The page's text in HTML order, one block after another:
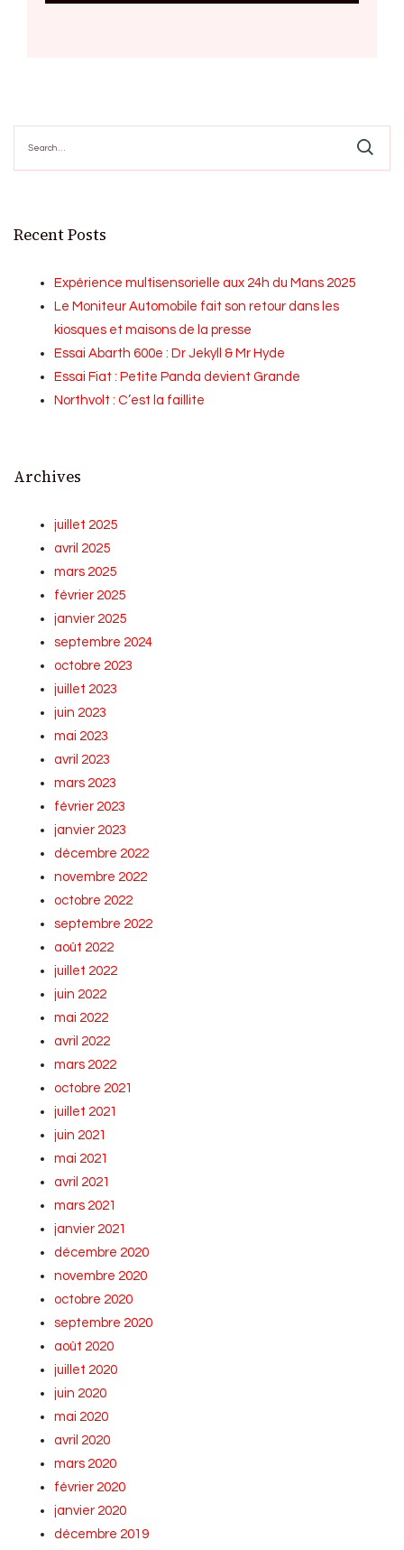
for:
Recent Posts
Expérience multisensorielle aux 24h du Mans 2025
Le Moniteur Automobile fait son retour dans les
kiosques et maisons de la presse
Essai Abarth 600e : Dr Jekyll & Mr Hyde
Essai Fiat : Petite Panda devient Grande
Northvolt : C’est la faillite
Archives
juillet 2025
avril 2025
mars 2025
février 2025
janvier 2025
septembre 2024
octobre 2023
juillet 2023
juin 2023
mai 2023
avril 2023
mars 2023
février 2023
janvier 2023
décembre 2022
novembre 2022
octobre 2022
septembre 2022
août 2022
juillet 2022
juin 2022
mai 2022
avril 2022
mars 2022
octobre 2021
juillet 2021
juin 2021
mai 2021
avril 2021
mars 2021
janvier 2021
décembre 2020
novembre 2020
octobre 2020
septembre 2020
août 2020
juillet 2020
juin 2020
mai 2020
avril 2020
mars 2020
février 2020
janvier 2020
décembre 2019